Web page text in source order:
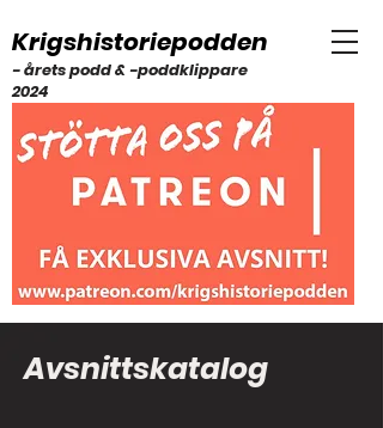
Krigshistoriepodden
- årets podd & -poddklippare
2024
Avsnittskatalog